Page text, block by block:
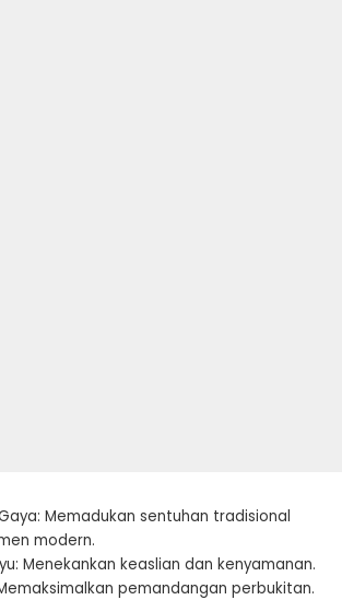
Memadukan sentuhan tradisional
modern.
Menekankan keaslian dan kenyamanan.
pemandangan perbukitan.